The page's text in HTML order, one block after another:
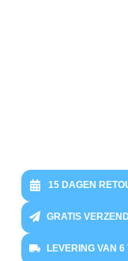
15 DAGEN
GRATIS
LEVERING VAN